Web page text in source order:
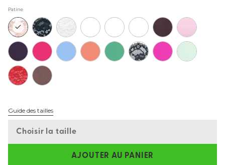
Patine
Guide des tailles
Choisir la taille
AJOUTER AU PANIER